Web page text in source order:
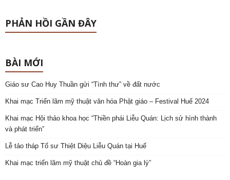
PHẢN HỒI GẦN ĐÂY
BÀI MỚI
Giáo sư Cao Huy Thuần gửi “Tình thư” về đất nước
Khai mạc Triển lãm mỹ thuật văn hóa Phật giáo – Festival Huế 2024
Khai mạc Hội thảo khoa học “Thiền phái Liễu Quán: Lịch sử hình thành
và phát triển”
Lễ tảo tháp Tổ sư Thiệt Diệu Liễu Quán tại Huế
Khai mạc triển lãm mỹ thuật chủ đề “Hoàn gia lý”